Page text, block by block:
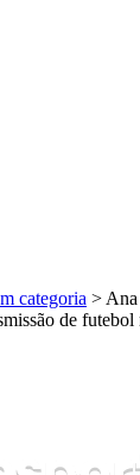
categoria > Ana
de